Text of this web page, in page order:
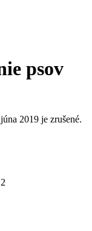
psov
2019 je zrušené.